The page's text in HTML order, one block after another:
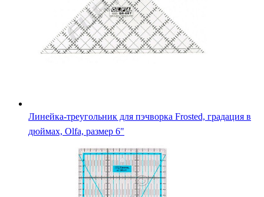
Линейка-треугольник для пэчворка Frosted, градация в
дюймах, Olfa, размер 6"